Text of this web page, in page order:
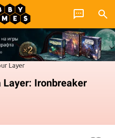
Layer
Ironbreaker